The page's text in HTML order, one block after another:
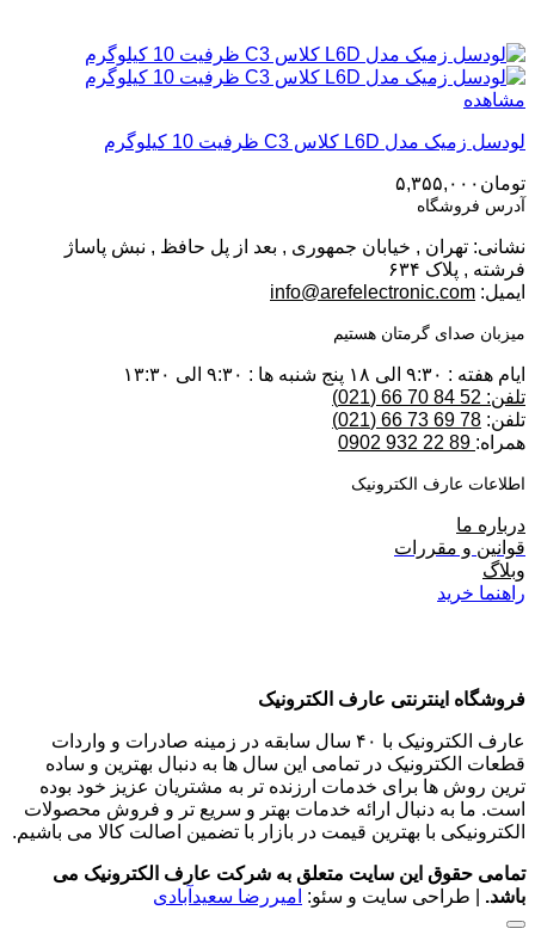
مشاهده
لودسل زمیک مدل L6D کلاس C3 ظرفیت 10 کیلوگرم
تومان ۵,۳۵۵,۰۰۰
آدرس فروشگاه
نشانی: تهران , خیابان جمهوری , بعد از پل حافظ , نبش پاساژ
فرشته , پلاک ۶۳۴
ایمیل: info@arefelectronic.com
میزبان صدای گرمتان هستیم
ایام هفته : ۹:۳۰ الی ۱۸ پنج شنبه ها : ۹:۳۰ الی ۱۳:۳۰
تلفن: 52 84 70 66 (021)
تلفن: 78 69 73 66 (021)
همراه:
اطلاعات عارف الکترونیک
درباره ما
قوانین و مقررات
وبلاگ
راهنما خرید
فروشگاه اینترنتی عارف الکترونیک
عارف الکترونیک با ۴۰ سال سابقه در زمینه صادرات و واردات
قطعات الکترونیک در تمامی این سال ها به دنبال بهترین و ساده
ترین روش ها برای خدمات ارزنده تر به مشتریان عزیز خود بوده
است. ما به دنبال ارائه خدمات بهتر و سریع تر و فروش محصولات
الکترونیکی با بهترین قیمت در بازار با تضمین اصالت کالا می باشیم.
تمامی حقوق این سایت متعلق به شرکت عارف الکترونیک می
باشد. | طراحی سایت و سئو: امیررضا سعیدآبادی